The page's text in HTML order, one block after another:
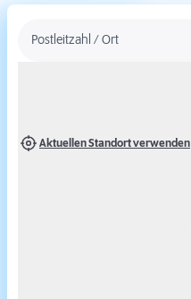
Postleitzahl / Ort
Aktuellen Standort verwenden